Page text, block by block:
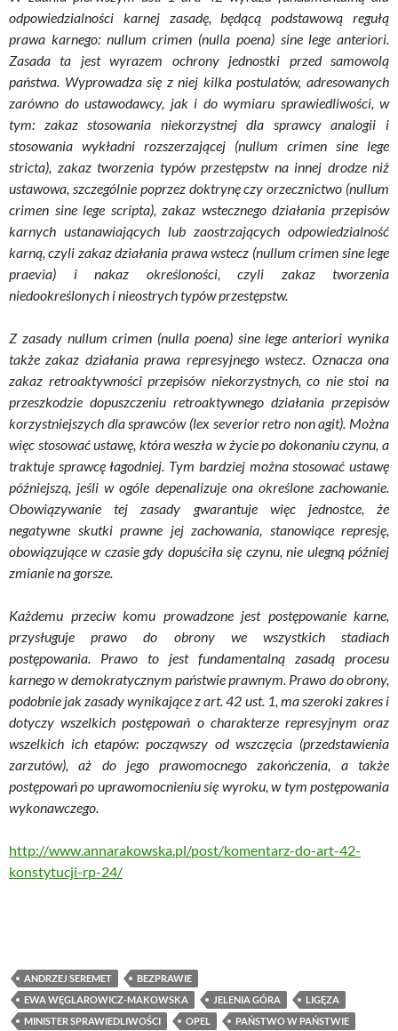
odpowiedzialności karnej zasadę, będącą podstawową regułą
prawa karnego: nullum crimen (nulla poena) sine lege anteriori.
Zasada ta jest wyrazem ochrony jednostki przed samowolą
państwa. Wyprowadza się z niej kilka postulatów, adresowanych
zarówno do ustawodawcy, jak i do wymiaru sprawiedliwości, w
tym: zakaz stosowania niekorzystnej dla sprawcy analogii i
stosowania wykładni rozszerzającej (nullum crimen sine lege
stricta), zakaz tworzenia typów przestępstw na innej drodze niż
ustawowa, szczególnie poprzez doktrynę czy orzecznictwo (nullum
crimen sine lege scripta), zakaz wstecznego działania przepisów
karnych ustanawiających lub zaostrzających odpowiedzialność
karną, czyli zakaz działania prawa wstecz (nullum crimen sine lege
praevia) i nakaz określoności, czyli zakaz tworzenia
niedookreślonych i nieostrych typów przestępstw.
Z zasady nullum crimen (nulla poena) sine lege anteriori wynika
także zakaz działania prawa represyjnego wstecz. Oznacza ona
zakaz retroaktywności przepisów niekorzystnych, co nie stoi na
przeszkodzie dopuszczeniu retroaktywnego działania przepisów
korzystniejszych dla sprawców (lex severior retro non agit). Można
więc stosować ustawę, która weszła w życie po dokonaniu czynu, a
traktuje sprawcę łagodniej. Tym bardziej można stosować ustawę
późniejszą, jeśli w ogóle depenalizuje ona określone zachowanie.
Obowiązywanie tej zasady gwarantuje więc jednostce, że
negatywne skutki prawne jej zachowania, stanowiące represję,
obowiązujące w czasie gdy dopuściła się czynu, nie ulegną później
zmianie na gorsze.
Każdemu przeciw komu prowadzone jest postępowanie karne,
przysługuje prawo do obrony we wszystkich stadiach
postępowania. Prawo to jest fundamentalną zasadą procesu
karnego w demokratycznym państwie prawnym. Prawo do obrony,
podobnie jak zasady wynikające z art. 42 ust. 1, ma szeroki zakres i
dotyczy wszelkich postępowań o charakterze represyjnym oraz
wszelkich ich etapów: począwszy od wszczęcia (przedstawienia
zarzutów), aż do jego prawomocnego zakończenia, a także
postępowań po uprawomocnieniu się wyroku, w tym postępowania
wykonawczego.
http://www.annarakowska.pl/post/komentarz-do-art-42-
konstytucji-rp-24/
ANDRZEJ SEREMET
BEZPRAWIE
EWA WĘGLAROWICZ-MAKOWSKA
JELENIA GÓRA
LIGĘZA
MINISTER SPRAWIEDLIWOŚCI
OPEL
PAŃSTWO W PAŃSTWIE